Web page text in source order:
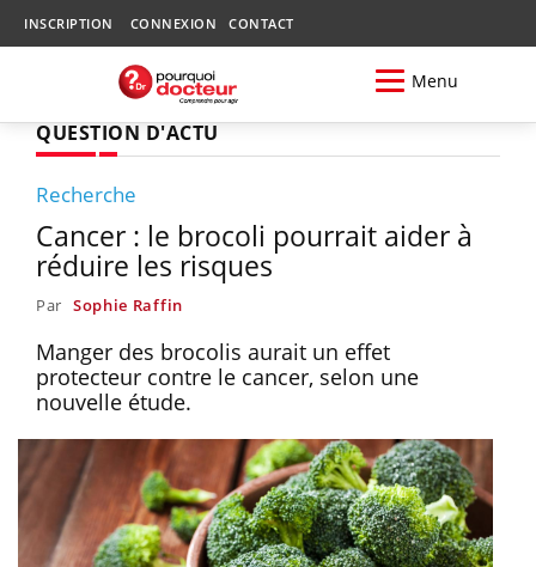
INSCRIPTION CONNEXION CONTACT
Menu
QUESTION D'ACTU
Recherche
Cancer : le brocoli pourrait aider à
réduire les risques
Par Sophie Raffin
Manger des brocolis aurait un effet
protecteur contre le cancer, selon une
nouvelle étude.